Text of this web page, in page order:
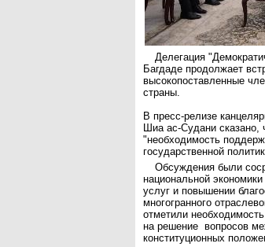
Делегация
Багдаде продолжает
высокопоставленные
страны.
В пресс-релизе
Шиа ас-Судани сказано,
"необходимость
государственной
Обсуждения были
национальной
услуг и повышении
многогранного
отметили
на решение вопросов
конституционных